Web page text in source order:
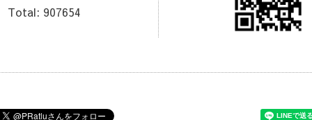
Total: 907654